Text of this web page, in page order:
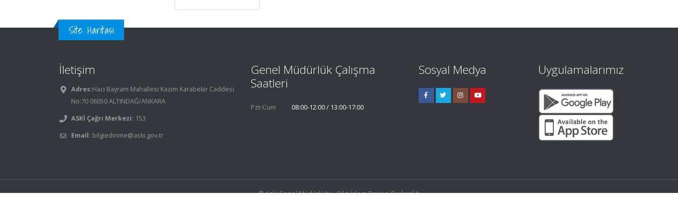
Site Haritası
İletişim
Adres:Hacı Bayram Mahallesi Kazım Karabekir Caddesi
No:70 06050 ALTINDAĞ/ANKARA
ASKİ Çağrı Merkezi: 153
Email: bilgiedinme@aski.gov.tr
Genel Müdürlük Çalışma
Saatleri
Pzt-Cum 08:00-12:00 / 13:00-17:00
Sosyal Medya Uygulamalarımız
© Aski Genel Müdürlüğü - Bilgi İşlem Dairesi Başkanlığı